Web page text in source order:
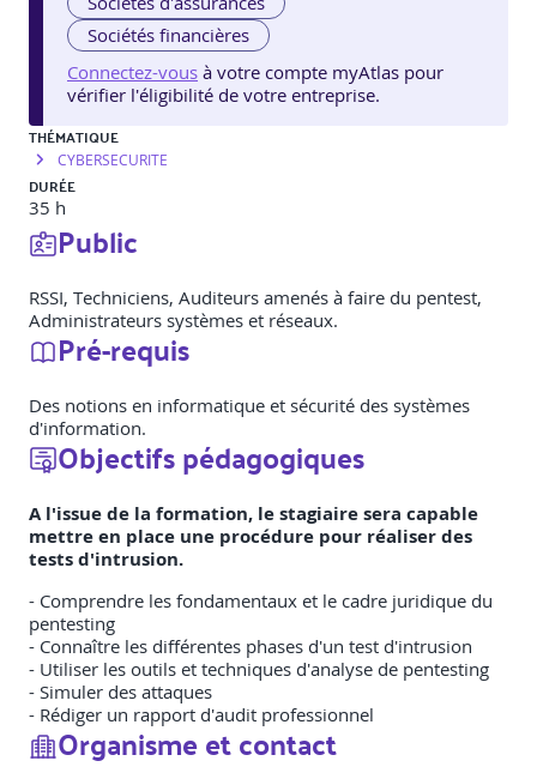
Sociétés financières
Connectez-vous à votre compte myAtlas pour
vérifier l'éligibilité de votre entreprise.
THÉMATIQUE
CYBERSECURITE
DURÉE
35 h
Public
RSSI, Techniciens, Auditeurs amenés à faire du pentest,
Administrateurs systèmes et réseaux.
Pré-requis
Des notions en informatique et sécurité des systèmes
d'information.
Objectifs pédagogiques
A l'issue de la formation, le stagiaire sera capable
mettre en place une procédure pour réaliser des
tests d'intrusion.
- Comprendre les fondamentaux et le cadre juridique du
pentesting
- Connaître les différentes phases d'un test d'intrusion
- Utiliser les outils et techniques d'analyse de pentesting
- Simuler des attaques
- Rédiger un rapport d'audit professionnel
Organisme et contact